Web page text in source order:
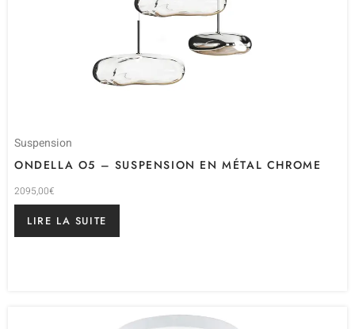
Suspension
ONDELLA O5 – SUSPENSION EN MÉTAL CHROME
2095,00€
LIRE LA SUITE